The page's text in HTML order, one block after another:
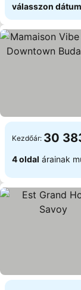
válasszon
Kezdőár: 30
4 oldal árainak